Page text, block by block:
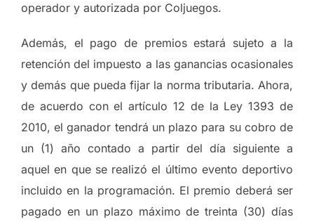
operador y autorizada por Coljuegos.
Además, el pago de premios estará sujeto a la
retención del impuesto a las ganancias ocasionales
y demás que pueda fijar la norma tributaria. Ahora,
de acuerdo con el artículo 12 de la Ley 1393 de
2010, el ganador tendrá un plazo para su cobro de
un (1) año contado a partir del día siguiente a
aquel en que se realizó el último evento deportivo
incluido en la programación. El premio deberá ser
pagado en un plazo máximo de treinta (30) días